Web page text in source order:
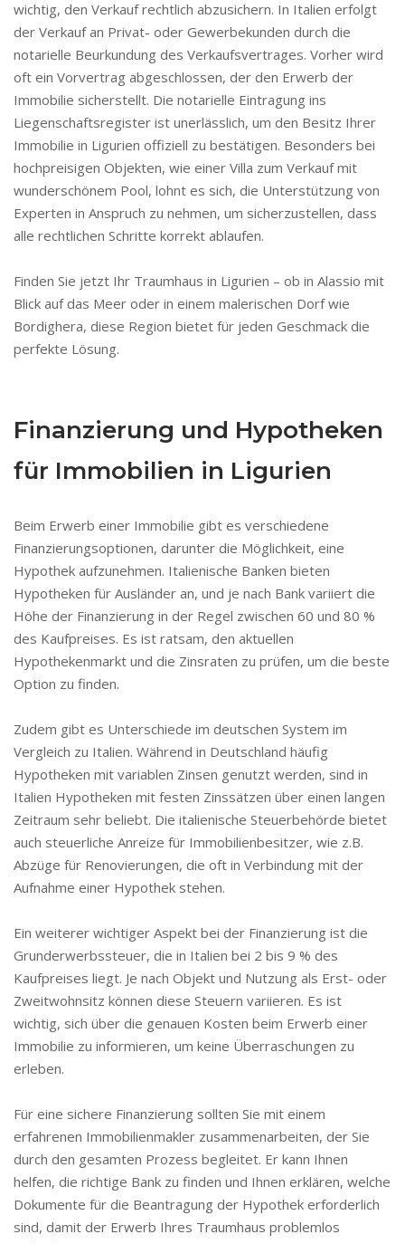
wichtig, den Verkauf rechtlich abzusichern. In Italien erfolgt
der Verkauf an Privat- oder Gewerbekunden durch die
notarielle Beurkundung des Verkaufsvertrages. Vorher wird
oft ein Vorvertrag abgeschlossen, der den Erwerb der
Immobilie sicherstellt. Die notarielle Eintragung ins
Liegenschaftsregister ist unerlässlich, um den Besitz Ihrer
Immobilie in Ligurien offiziell zu bestätigen. Besonders bei
hochpreisigen Objekten, wie einer Villa zum Verkauf mit
wunderschönem Pool, lohnt es sich, die Unterstützung von
Experten in Anspruch zu nehmen, um sicherzustellen, dass
alle rechtlichen Schritte korrekt ablaufen.
Finden Sie jetzt Ihr Traumhaus in Ligurien – ob in Alassio mit
Blick auf das Meer oder in einem malerischen Dorf wie
Bordighera, diese Region bietet für jeden Geschmack die
perfekte Lösung.
Finanzierung und Hypotheken
für Immobilien in Ligurien
Beim Erwerb einer Immobilie gibt es verschiedene
Finanzierungsoptionen, darunter die Möglichkeit, eine
Hypothek aufzunehmen. Italienische Banken bieten
Hypotheken für Ausländer an, und je nach Bank variiert die
Höhe der Finanzierung in der Regel zwischen 60 und 80 %
des Kaufpreises. Es ist ratsam, den aktuellen
Hypothekenmarkt und die Zinsraten zu prüfen, um die beste
Option zu finden.
Zudem gibt es Unterschiede im deutschen System im
Vergleich zu Italien. Während in Deutschland häufig
Hypotheken mit variablen Zinsen genutzt werden, sind in
Italien Hypotheken mit festen Zinssätzen über einen langen
Zeitraum sehr beliebt. Die italienische Steuerbehörde bietet
auch steuerliche Anreize für Immobilienbesitzer, wie z.B.
Abzüge für Renovierungen, die oft in Verbindung mit der
Aufnahme einer Hypothek stehen.
Ein weiterer wichtiger Aspekt bei der Finanzierung ist die
Grunderwerbssteuer, die in Italien bei 2 bis 9 % des
Kaufpreises liegt. Je nach Objekt und Nutzung als Erst- oder
Zweitwohnsitz können diese Steuern variieren. Es ist
wichtig, sich über die genauen Kosten beim Erwerb einer
Immobilie zu informieren, um keine Überraschungen zu
erleben.
Für eine sichere Finanzierung sollten Sie mit einem
erfahrenen Immobilienmakler zusammenarbeiten, der Sie
durch den gesamten Prozess begleitet. Er kann Ihnen
helfen, die richtige Bank zu finden und Ihnen erklären, welche
Dokumente für die Beantragung der Hypothek erforderlich
sind, damit der Erwerb Ihres Traumhaus problemlos